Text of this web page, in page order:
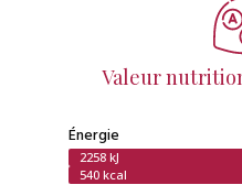
Valeur
Énergie
2258 kJ
540 kcal